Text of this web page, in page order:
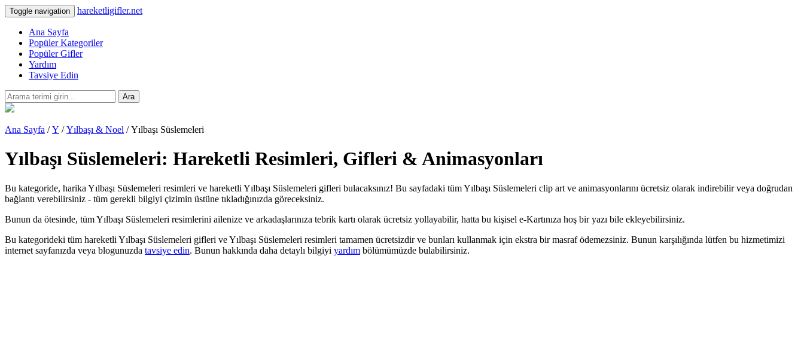
Toggle navigation hareketligifler.net
Ana Sayfa
Popüler Kategoriler
Popüler Gifler
Yardım
Tavsiye Edin
Ara
Ana Sayfa /Y /Yılbaşı & Noel / Yılbaşı Süslemeleri
Yılbaşı Süslemeleri: Hareketli Resimleri, Gifleri & Animasyonları
Bu kategoride, harika Yılbaşı Süslemeleri resimleri ve hareketli Yılbaşı Süslemeleri gifleri bulacaksınız! Bu sayfadaki tüm Yılbaşı Süslemeleri clip art ve animasyonlarını ücretsiz olarak indirebilir veya doğrudan
bağlantı verebilirsiniz - tüm gerekli bilgiyi çizimin üstüne tıkladığınızda göreceksiniz.
Bunun da ötesinde, tüm Yılbaşı Süslemeleri resimlerini ailenize ve arkadaşlarınıza tebrik kartı olarak ücretsiz yollayabilir, hatta bu kişisel e-Kartınıza hoş bir yazı bile ekleyebilirsiniz.
Bu kategorideki tüm hareketli Yılbaşı Süslemeleri gifleri ve Yılbaşı Süslemeleri resimleri tamamen ücretsizdir ve bunları kullanmak için ekstra bir masraf ödemezsiniz. Bunun karşılığında lütfen bu hizmetimizi
internet sayfanızda veya blogunuzda tavsiye edin. Bunun hakkında daha detaylı bilgiyi yardım bölümümüzde bulabilirsiniz.